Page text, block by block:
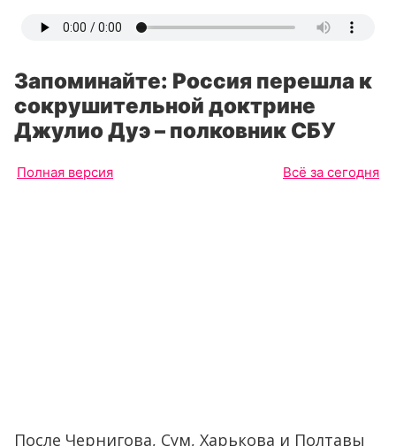
Запоминайте: Россия перешла к
сокрушительной доктрине
Джулио Дуэ – полковник СБУ
Полная версия Всё за сегодня
После Чернигова, Сум, Харькова и Полтавы